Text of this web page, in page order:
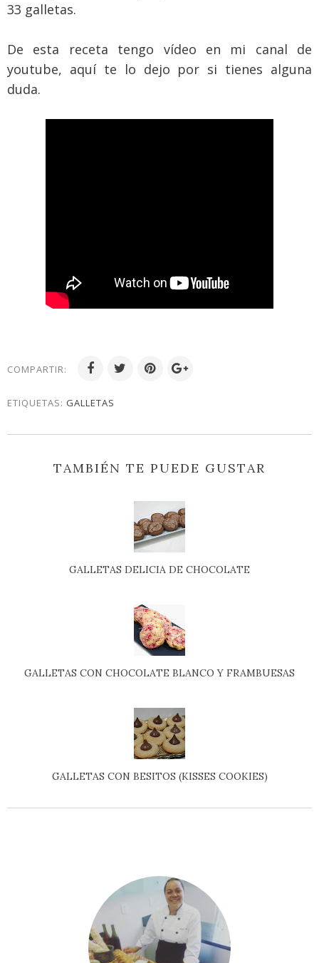
33 galletas.
De esta receta tengo vídeo en mi canal de
youtube, aquí te lo dejo por si tienes alguna
duda.
COMPARTIR:
ETIQUETAS: GALLETAS
TAMBIÉN TE PUEDE GUSTAR
GALLETAS DELICIA DE CHOCOLATE
GALLETAS CON CHOCOLATE BLANCO Y FRAMBUESAS
GALLETAS CON BESITOS (KISSES COOKIES)